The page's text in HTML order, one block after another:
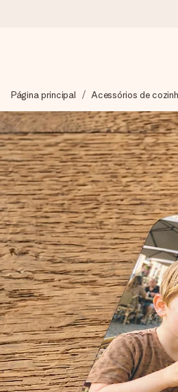
Preparamos o teu presente com
4,7 (com base em
Os nossos presentes inspiram.
Cartão com mensagem
Cria algo único em apenas
Página principal Acessórios de